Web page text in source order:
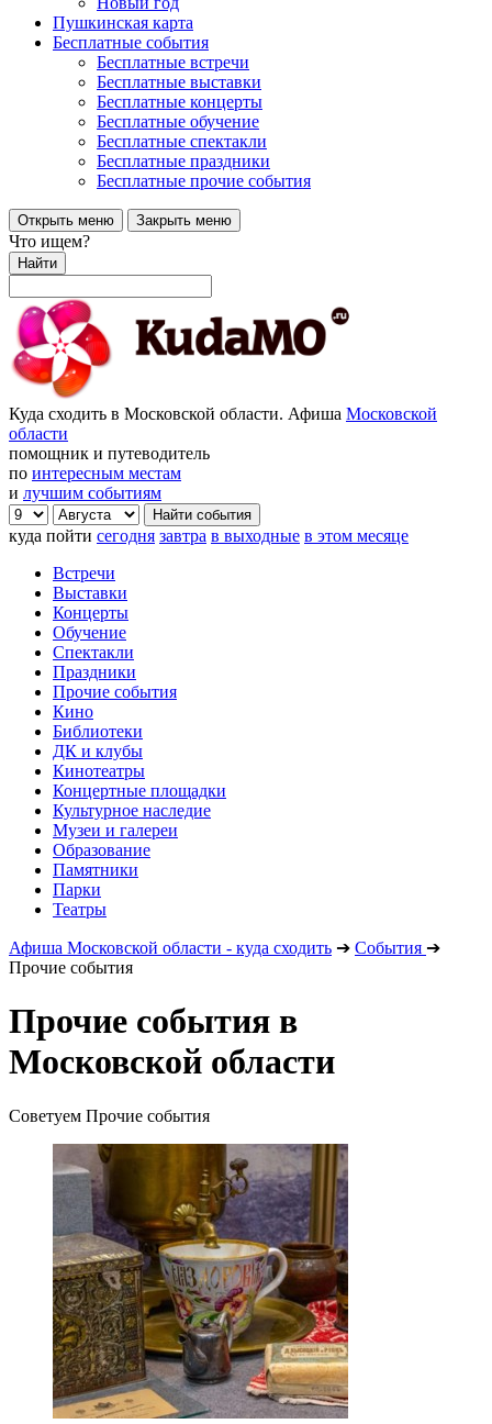
Пушкинская карта
Бесплатные события
Бесплатные встречи
Бесплатные выставки
Бесплатные концерты
Бесплатные обучение
Бесплатные спектакли
Бесплатные праздники
Бесплатные прочие события
Открыть меню Закрыть меню
Что ищем?
Найти
Куда сходить в Московской области. Афиша Московской
области
помощник и путеводитель
по интересным местам
и лучшим событиям
куда пойти сегодня завтра в выходные в этом месяце
Встречи
Выставки
Концерты
Обучение
Спектакли
Праздники
Прочие события
Кино
Библиотеки
ДК и клубы
Кинотеатры
Концертные площадки
Культурное наследие
Музеи и галереи
Образование
Памятники
Парки
Театры
Афиша Московской области - куда сходить ➔ События ➔
Прочие события
Прочие события в
Московской области
Советуем Прочие события